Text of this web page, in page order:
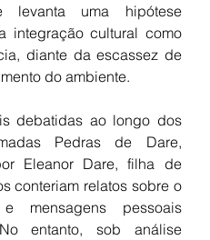
levanta uma hipótese
integração cultural como
diante da escassez de
do ambiente.
debatidas ao longo dos
Pedras de Dare,
Eleanor Dare, filha de
conteriam relatos sobre o
mensagens pessoais
entanto, sob análise